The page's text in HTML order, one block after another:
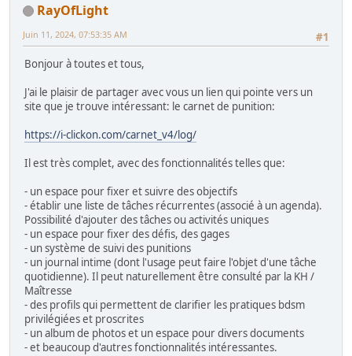
RayOfLight
#1
Juin 11, 2024, 07:53:35 AM
Bonjour à toutes et tous,
J'ai le plaisir de partager avec vous un lien qui pointe vers un
site que je trouve intéressant: le carnet de punition:
https://i-clickon.com/carnet_v4/log/
Il est très complet, avec des fonctionnalités telles que:
- un espace pour fixer et suivre des objectifs
- établir une liste de tâches récurrentes (associé à un agenda).
Possibilité d'ajouter des tâches ou activités uniques
- un espace pour fixer des défis, des gages
- un système de suivi des punitions
- un journal intime (dont l'usage peut faire l'objet d'une tâche
quotidienne). Il peut naturellement être consulté par la KH /
Maîtresse
- des profils qui permettent de clarifier les pratiques bdsm
privilégiées et proscrites
- un album de photos et un espace pour divers documents
- et beaucoup d'autres fonctionnalités intéressantes.